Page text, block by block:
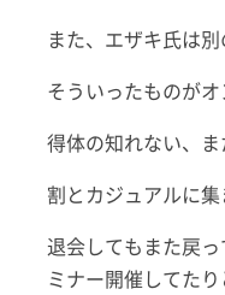
また、エザキ氏は
そういったものがオ
得体の知れない、
割とカジュアルに
退会してもまた戻
ミナー開催してた